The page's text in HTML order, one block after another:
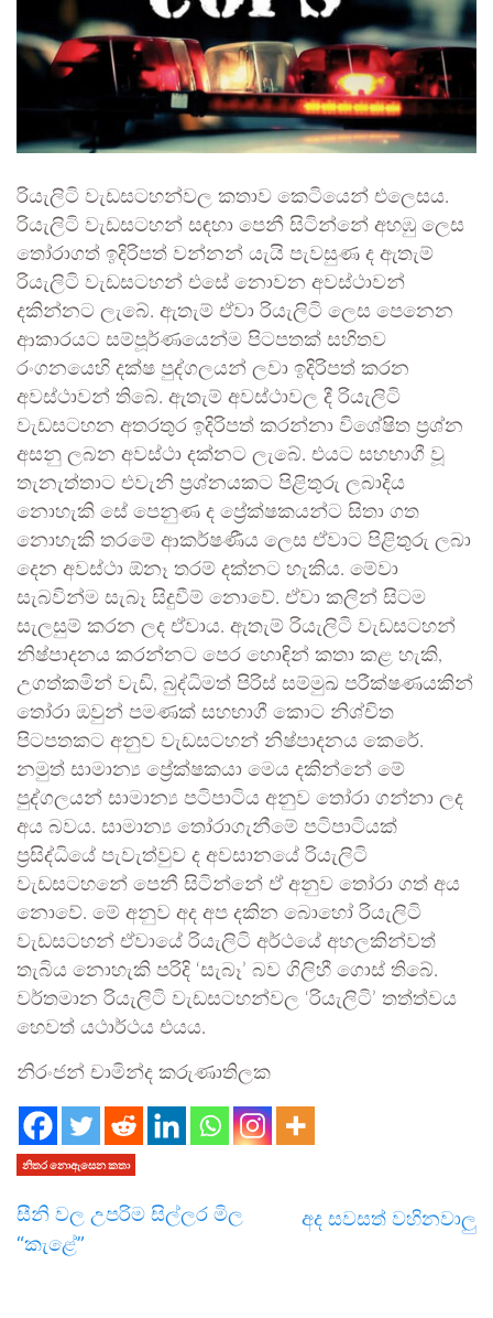
රියැලිටි වැඩසටහන්වල කතාව කෙටියෙන් එලෙසය.
රියැලිටි වැඩසටහන් සඳහා පෙනී සිටින්නේ අහඹු ලෙස
තෝරාගත් ඉදිරිපත් වන්නන් යැයි පැවසුණ ද ඇතැම්
රියැලිටි වැඩසටහන් එසේ නොවන අවස්ථාවන්
දකින්නට ලැබේ. ඇතැම් ඒවා රියැලිටි ලෙස පෙනෙන
ආකාරයට සම්පූර්ණයෙන්ම පිටපතක් සහිතව
රංගනයෙහි දක්ෂ පුද්ගලයන් ලවා ඉදිරිපත් කරන
අවස්ථාවන් තිබේ. ඇතැම් අවස්ථාවල දී රියැලිටි
වැඩසටහන අතරතුර ඉදිරිපත් කරන්නා විශේෂිත ප්‍රශ්න
අසනු ලබන අවස්ථා දක්නට ලැබේ. එයට සහභාගී වූ
තැනැත්තාට එවැනි ප්‍රශ්නයකට පිළිතුරු ලබාදිය
නොහැකි සේ පෙනුණ ද ප්‍රේක්ෂකයන්ට සිතා ගත
නොහැකි තරමේ ආකර්ෂණීය ලෙස ඒවාට පිළිතුරු ලබා
දෙන අවස්ථා ඕනෑ තරම් දක්නට හැකිය. මේවා
සැබවින්ම සැබෑ සිදුවීම් නොවේ. ඒවා කලින් සිටම
සැලසුම් කරන ලද ඒවාය. ඇතැම් රියැලිටි වැඩසටහන්
නිෂ්පාදනය කරන්නට පෙර හොඳින් කතා කළ හැකි,
උගත්කමින් වැඩි, බුද්ධිමත් පිරිස් සම්මුඛ පරීක්ෂණයකින්
තෝරා ඔවුන් පමණක් සහභාගී කොට නිශ්චිත
පිටපතකට අනුව වැඩසටහන් නිෂ්පාදනය කෙරේ.
නමුත් සාමාන්‍ය ප්‍රේක්ෂකයා මෙය දකින්නේ මේ
පුද්ගලයන් සාමාන්‍ය පටිපාටිය අනුව තෝරා ගන්නා ලද
අය බවය. සාමාන්‍ය තෝරාගැනීමේ පටිපාටියක්
ප්‍රසිද්ධියේ පැවැත්වුව ද අවසානයේ රියැලිටි
වැඩසටහනේ පෙනී සිටින්නේ ඒ අනුව තෝරා ගත් අය
නොවේ. මේ අනුව අද අප දකින බොහෝ රියැලිටි
වැඩසටහන් ඒවායේ රියැලිටි අර්ථයේ අහලකින්වත්
තැබිය නොහැකි පරිදි ‘සැබෑ’ බව ගිලිහී ගොස් තිබේ.
වර්තමාන රියැලිටි වැඩසටහන්වල ‘රියැලිටි’ තත්ත්වය
හෙවත් යථාර්ථය එයය.
නිරංජන් චාමින්ද කරුණාතිලක
නිතර නොඇසෙන කතා
සීනි වල උපරිම සිල්ලර මිල
“කැළේ”
අද සවසත් වහිනවාලු